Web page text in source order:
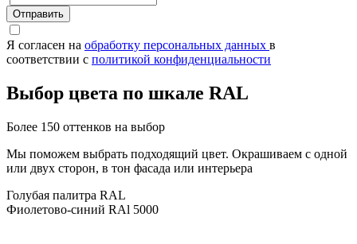
Отправить
Я согласен на обработку персональных данных в
соответствии с политикой конфиденциальности
Выбор цвета по шкале RAL
Более 150 оттенков на выбор
Мы поможем выбрать подходящий цвет. Окрашиваем с одной
или двух сторон, в тон фасада или интерьера
Голубая палитра RAL
Фиолетово-синий RAl 5000